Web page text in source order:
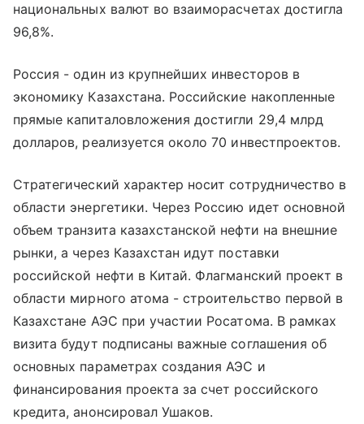
национальных валют во взаиморасчетах достигла
96,8%.
Россия - один из крупнейших инвесторов в
экономику Казахстана. Российские накопленные
прямые капиталовложения достигли 29,4 млрд
долларов, реализуется около 70 инвестпроектов.
Стратегический характер носит сотрудничество в
области энергетики. Через Россию идет основной
объем транзита казахстанской нефти на внешние
рынки, а через Казахстан идут поставки
российской нефти в Китай. Флагманский проект в
области мирного атома - строительство первой в
Казахстане АЭС при участии Росатома. В рамках
визита будут подписаны важные соглашения об
основных параметрах создания АЭС и
финансирования проекта за счет российского
кредита, анонсировал Ушаков.